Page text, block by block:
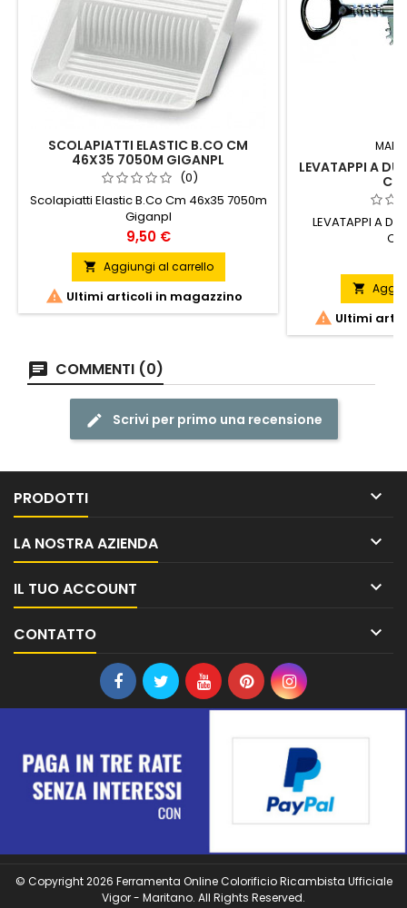
SCOLAPIATTI ELASTIC B.CO CM
46X35 7050M GIGANPL
(0)
Scolapiatti Elastic B.Co Cm 46x35 7050m
Giganpl
Prezzo
9,50 €
 Aggiungi al carrello
 Ultimi articoli in magazzino
LEVATAPPI A
LEVATAPPI A

 Ultimi
COMMENTI (0)
Scrivi per primo una recensione
PRODOTTI 
LA NOSTRA AZIENDA 
IL TUO ACCOUNT 
CONTATTO 
© Copyright 2026 Ferramenta Online Colorificio Ricambista Ufficiale
Vigor - Maritano. All Rights Reserved.